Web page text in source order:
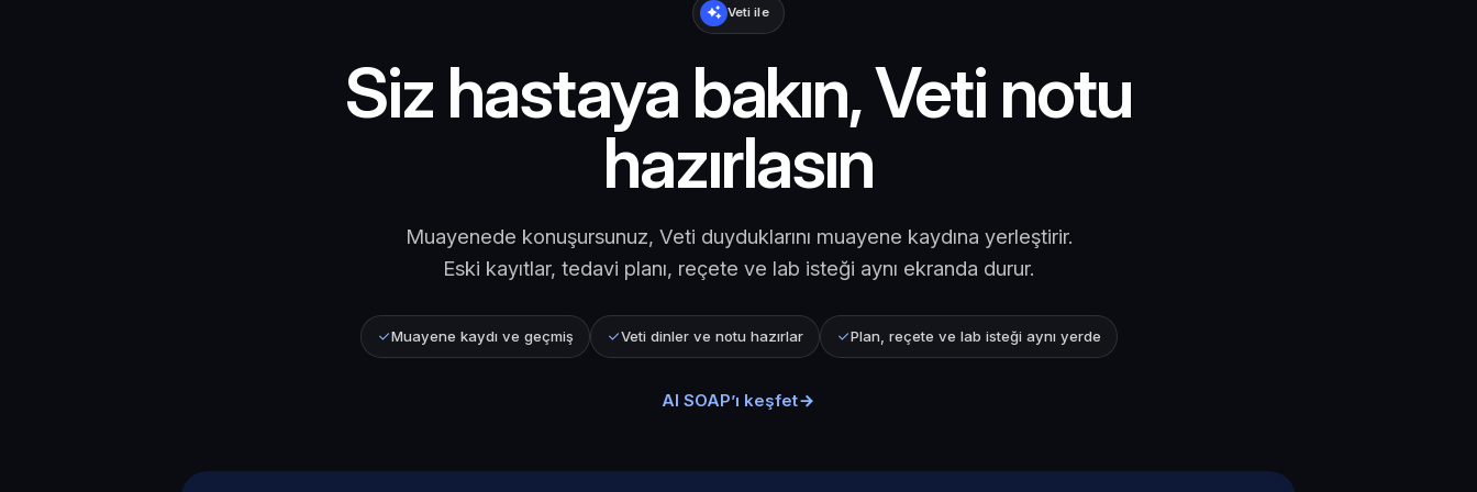
Veti ile
Siz hastaya bakın, Veti notu
hazırlasın
Muayenede konuşursunuz, Veti duyduklarını muayene kaydına yerleştirir.
Eski kayıtlar, tedavi planı, reçete ve lab isteği aynı ekranda durur.
Muayene kaydı ve geçmiş Veti dinler ve notu hazırlar Plan, reçete ve lab isteği aynı yerde
AI SOAP’ı keşfet